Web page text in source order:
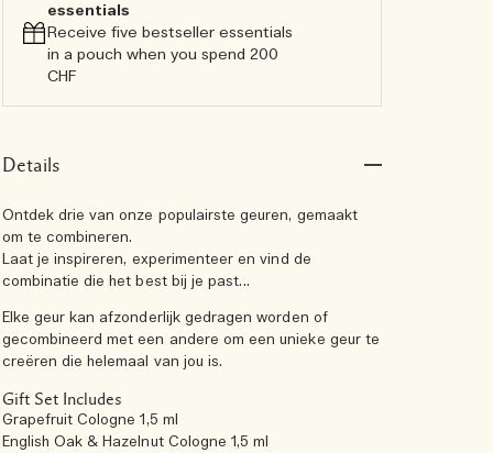
essentials​
Receive five bestseller essentials
in a pouch when you spend 200
CHF
Details
Ontdek drie van onze populairste geuren, gemaakt
om te combineren.
Laat je inspireren, experimenteer en vind de
combinatie die het best bij je past…
Elke geur kan afzonderlijk gedragen worden of
gecombineerd met een andere om een unieke geur te
creëren die helemaal van jou is.
Gift Set Includes
Grapefruit Cologne 1,5 ml
English Oak & Hazelnut Cologne 1,5 ml